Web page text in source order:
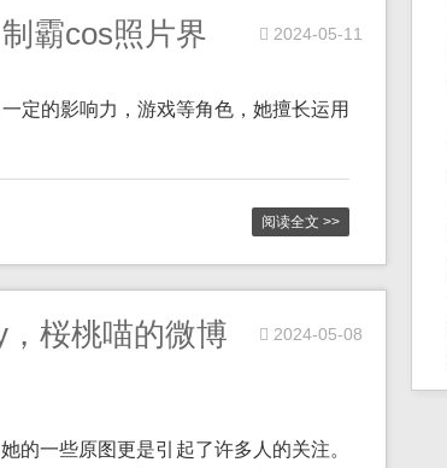
霸cos照片界 2024-05-11
定的影响力，游戏等角色，她擅长运用
阅读全文 >>
桜桃喵的微博
2024-05-08
的一些原图更是引起了许多人的关注。